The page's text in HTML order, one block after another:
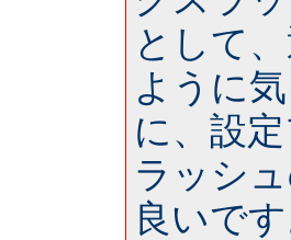
として
ように
に、設
ラッシ
良いです